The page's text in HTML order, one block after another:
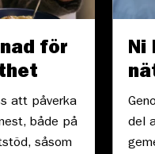
för
att påverka
både på
såsom
Ni
del